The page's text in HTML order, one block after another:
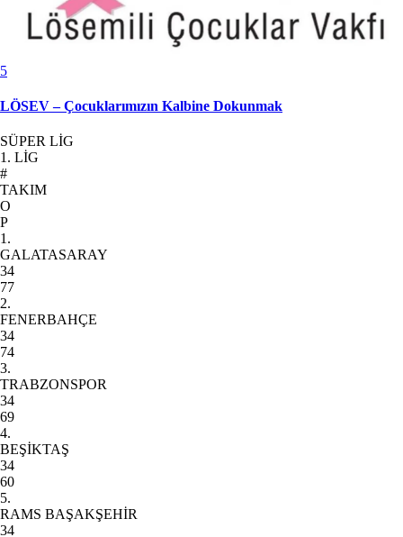
5
LÖSEV – Çocuklarımızın Kalbine Dokunmak
SÜPER LİG
1. LİG
#
TAKIM
O
P
1.
GALATASARAY
34
77
2.
FENERBAHÇE
34
74
3.
TRABZONSPOR
34
69
4.
BEŞİKTAŞ
34
60
5.
RAMS BAŞAKŞEHİR
34